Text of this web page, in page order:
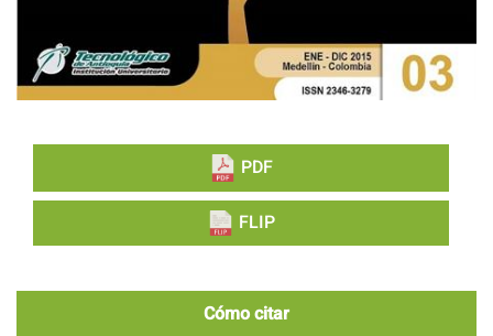
PDF
FLIP
Cómo citar